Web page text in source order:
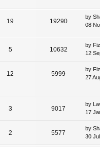
19 19290
by
08
5 10632
by
12
12 5999
by
27
3 9017
by
17
2 5577
by
30